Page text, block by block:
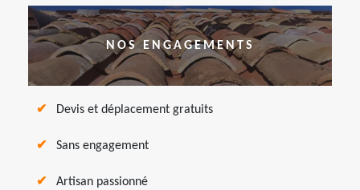
NOS ENGAGEMENTS
Devis et déplacement gratuits
Sans engagement
Artisan passionné